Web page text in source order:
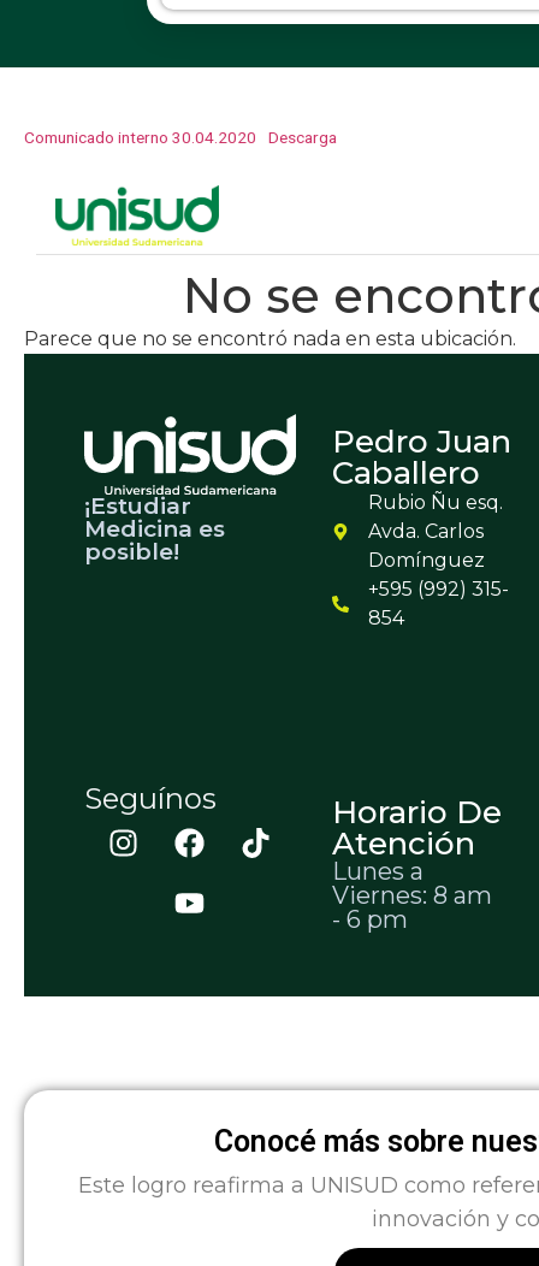
Comunicado interno 30.04.2020 Descarga
Conocé más sobre
Este logro reafirma a UNISUD como
innovación y